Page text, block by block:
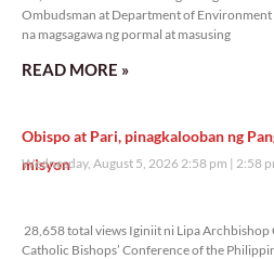
Ombudsman at Department of Environment
na magsagawa ng pormal at masusing
READ MORE »
Obispo at Pari, pinagkalooban ng
misyon
Wednesday, August 5, 2026 2:58 pm 2:58
28,658 total views Iginiit ni Lipa
Catholic Bishops’ Conference of the